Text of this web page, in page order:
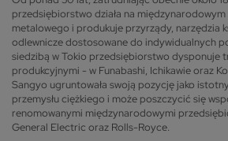
przedsiębiorstwo działa na międzynarodowym
metalowego i produkuje przyrządy, narzędzia
odlewnicze dostosowane do indywidualnych
siedzibą w Tokio przedsiębiorstwo dysponuje
produkcyjnymi - w Funabashi, Ichikawie oraz
Sangyo ugruntowała swoją pozycję jako
przemysłu ciężkiego i może poszczycić się
renomowanymi międzynarodowymi
General Electric oraz Rolls-Royce.